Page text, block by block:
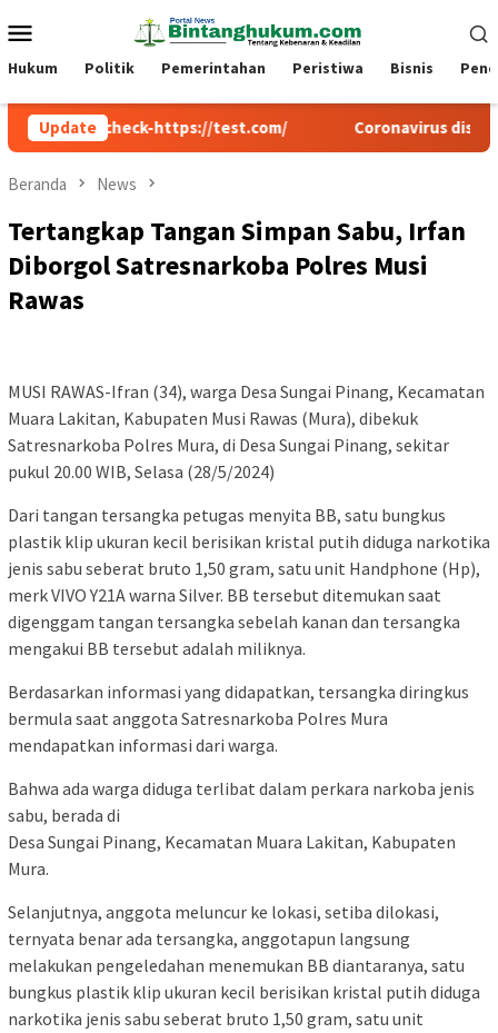
ke
kontenMobile
Hukum Politik Pemerintahan Peristiwa Bisnis
Update
check-https://test.com/ Coronavirus disease 2019
Beranda News
Tertangkap Tangan Simpan Sabu, Irfan
Diborgol Satresnarkoba Polres Musi
Rawas
MUSI RAWAS-Ifran (34), warga Desa Sungai Pinang, Kecamatan
Muara Lakitan, Kabupaten Musi Rawas (Mura), dibekuk
Satresnarkoba Polres Mura, di Desa Sungai Pinang, sekitar
pukul 20.00 WIB, Selasa (28/5/2024)
Dari tangan tersangka petugas menyita BB, satu bungkus
plastik klip ukuran kecil berisikan kristal putih diduga narkotika
jenis sabu seberat bruto 1,50 gram, satu unit Handphone (Hp),
merk VIVO Y21A warna Silver. BB tersebut ditemukan saat
digenggam tangan tersangka sebelah kanan dan tersangka
mengakui BB tersebut adalah miliknya.
Berdasarkan informasi yang didapatkan, tersangka diringkus
bermula saat anggota Satresnarkoba Polres Mura
mendapatkan informasi dari warga.
Bahwa ada warga diduga terlibat dalam perkara narkoba jenis
sabu, berada di
Desa Sungai Pinang, Kecamatan Muara Lakitan, Kabupaten
Mura.
Selanjutnya, anggota meluncur ke lokasi, setiba dilokasi,
ternyata benar ada tersangka, anggotapun langsung
melakukan pengeledahan menemukan BB diantaranya, satu
bungkus plastik klip ukuran kecil berisikan kristal putih diduga
narkotika jenis sabu seberat bruto 1,50 gram, satu unit